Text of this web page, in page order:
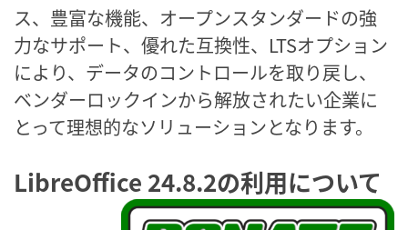
ス、豊富な機能、オープンスタンダードの強
力なサポート、優れた互換性、LTSオプション
により、データのコントロールを取り戻し、
ベンダーロックインから解放されたい企業に
とって理想的なソリューションとなります。
LibreOffice 24.8.2の利用について